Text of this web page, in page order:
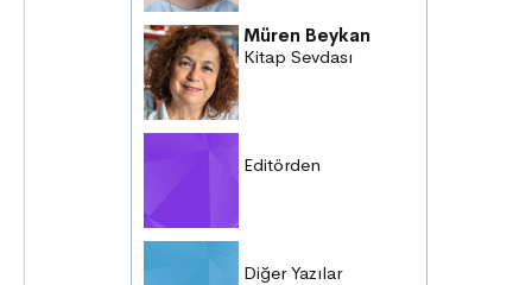
Müren Beykan
Kitap Sevdası
Editörden
Diğer Yazılar